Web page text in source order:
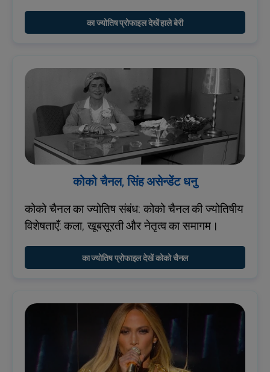
का ज्योतिष प्रोफाइल देखें हाले बेरी
कोको चैनल, सिंह असेन्डेंट धनु
कोको चैनल का ज्योतिष संबंध: कोको चैनल की ज्योतिषीय
विशेषताएँ: कला, खूबसूरती और नेतृत्व का समागम।
का ज्योतिष प्रोफाइल देखें कोको चैनल